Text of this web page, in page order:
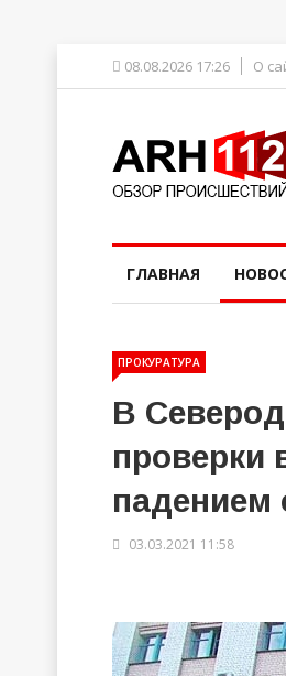
08.08.2026 17:26 О
ГЛАВНАЯ
ПРОКУРАТУРА
В
проверки
падением
03.03.2021 11:58